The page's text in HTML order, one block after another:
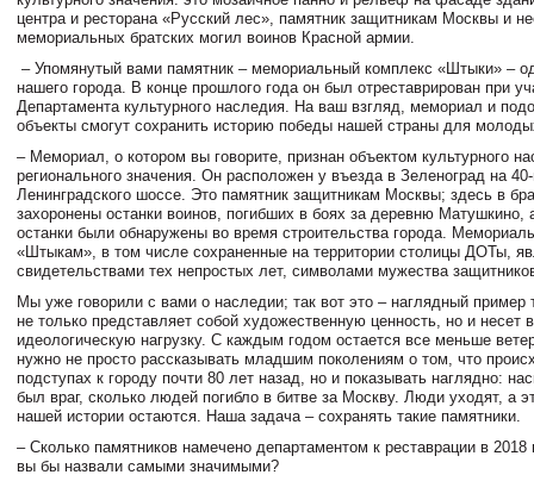
центра и ресторана «Русский лес», памятник защитникам Москвы и
мемориальных братских могил воинов Красной армии.
– Упомянутый вами памятник – мемориальный комплекс «Штыки» –
нашего города. В конце прошлого года он был отреставрирован при
Департамента культурного наследия. На ваш взгляд, мемориал и
объекты смогут сохранить историю победы нашей страны для
– Мемориал, о котором вы говорите, признан объектом культурного
регионального значения. Он расположен у въезда в Зеленоград на
Ленинградского шоссе. Это памятник защитникам Москвы; здесь в
захоронены останки воинов, погибших в боях за деревню Матушкино,
останки были обнаружены во время строительства города.
«Штыкам», в том числе сохраненные на территории столицы ДОТы,
свидетельствами тех непростых лет, символами мужества
Мы уже говорили с вами о наследии; так вот это – наглядный пример
не только представляет собой художественную ценность, но и несет
идеологическую нагрузку. С каждым годом остается все меньше
нужно не просто рассказывать младшим поколениям о том, что
подступах к городу почти 80 лет назад, но и показывать наглядно:
был враг, сколько людей погибло в битве за Москву. Люди уходят, а
нашей истории остаются. Наша задача – сохранять такие памятники.
– Сколько памятников намечено департаментом к реставрации в 2018
вы бы назвали самыми значимыми?